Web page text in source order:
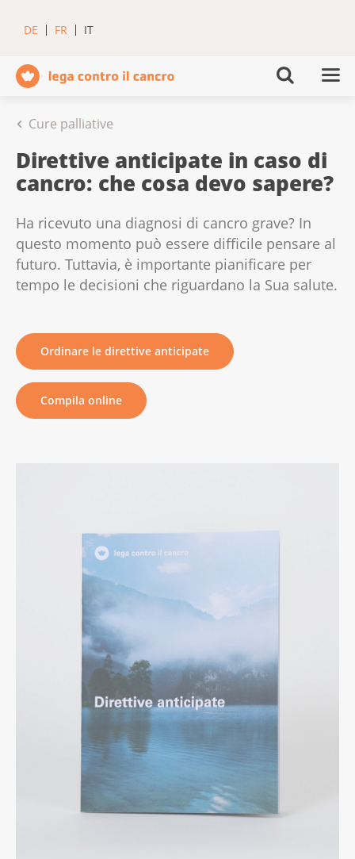
DE FR IT
Cure palliative
Direttive anticipate in caso di
cancro: che cosa devo sapere?
Ha ricevuto una diagnosi di cancro grave? In
questo momento può essere difficile pensare al
futuro. Tuttavia, è importante pianificare per
tempo le decisioni che riguardano la Sua salute.
Ordinare le direttive anticipate
Compila online